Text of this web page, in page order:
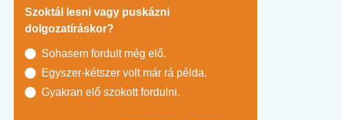
Szoktál lesni vagy puskázni
dolgozatíráskor?
Sohasem fordult még elő.
Egyszer-kétszer volt már rá példa.
Gyakran elő szokott fordulni.